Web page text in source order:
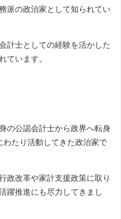
派の政治家として知られてい
計士としての経験を活かした
ています。
の公認会計士から政界へ転身
わたり活動してきた政治家で
政改革や家計支援政策に取り
躍推進にも尽力してきまし